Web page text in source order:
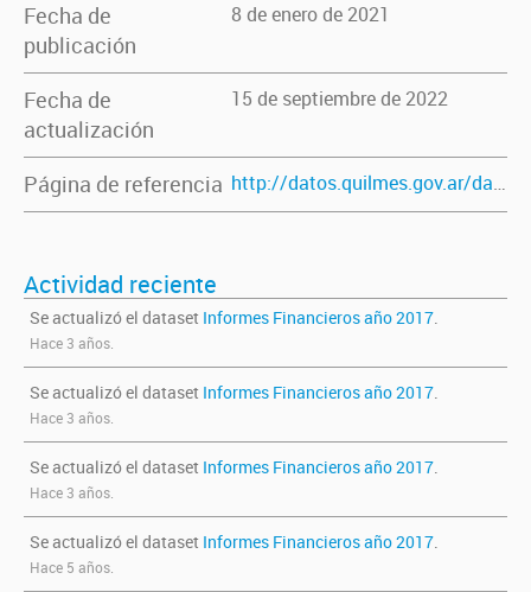
Fecha de
publicación
8 de enero de 2021
Fecha de
actualización
15 de septiembre de 2022
Página de referencia http://datos.quilmes.gov.ar/dataset/informes-financieros
Actividad reciente
Se actualizó el dataset Informes Financieros año 2017.
Hace 3 años.
Se actualizó el dataset Informes Financieros año 2017.
Hace 3 años.
Se actualizó el dataset Informes Financieros año 2017.
Hace 3 años.
Se actualizó el dataset Informes Financieros año 2017.
Hace 5 años.